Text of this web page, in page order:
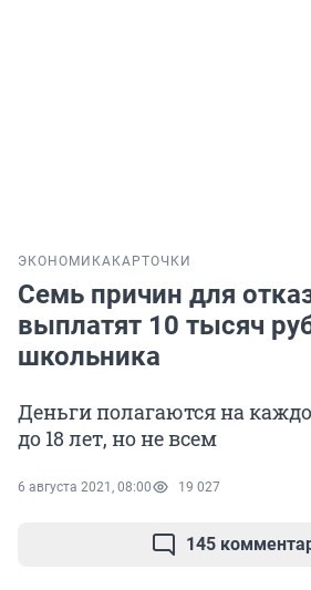
ЭКОНОМИКА КАРТОЧКИ
Семь причин для
выплатят 10 тысяч
школьника
Деньги полагаются на
до 18 лет, но не всем
6 августа 2021, 08:00 19 027
145